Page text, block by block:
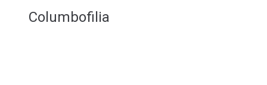
Columbofilia